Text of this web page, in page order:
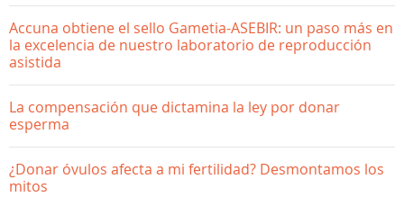
Accuna obtiene el sello Gametia-ASEBIR: un paso más en
la excelencia de nuestro laboratorio de reproducción
asistida
La compensación que dictamina la ley por donar
esperma
¿Donar óvulos afecta a mi fertilidad? Desmontamos los
mitos